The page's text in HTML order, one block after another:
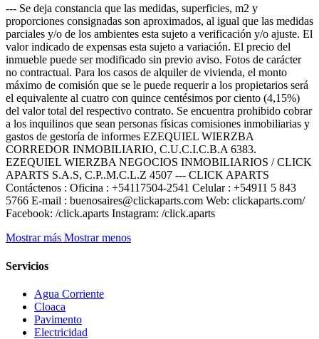
--- Se deja constancia que las medidas, superficies, m2 y
proporciones consignadas son aproximados, al igual que las medidas
parciales y/o de los ambientes esta sujeto a verificación y/o ajuste. El
valor indicado de expensas esta sujeto a variación. El precio del
inmueble puede ser modificado sin previo aviso. Fotos de carácter
no contractual. Para los casos de alquiler de vivienda, el monto
máximo de comisión que se le puede requerir a los propietarios será
el equivalente al cuatro con quince centésimos por ciento (4,15%)
del valor total del respectivo contrato. Se encuentra prohibido cobrar
a los inquilinos que sean personas físicas comisiones inmobiliarias y
gastos de gestoría de informes EZEQUIEL WIERZBA
CORREDOR INMOBILIARIO, C.U.C.I.C.B.A 6383.
EZEQUIEL WIERZBA NEGOCIOS INMOBILIARIOS / CLICK
APARTS S.A.S, C.P..M.C.L.Z 4507 --- CLICK APARTS
Contáctenos : Oficina : +54117504-2541 Celular : +54911 5 843
5766 E-mail : buenosaires@clickaparts.com Web: clickaparts.com/
Facebook: /click.aparts Instagram: /click.aparts
Mostrar más Mostrar menos
Servicios
Agua Corriente
Cloaca
Pavimento
Electricidad